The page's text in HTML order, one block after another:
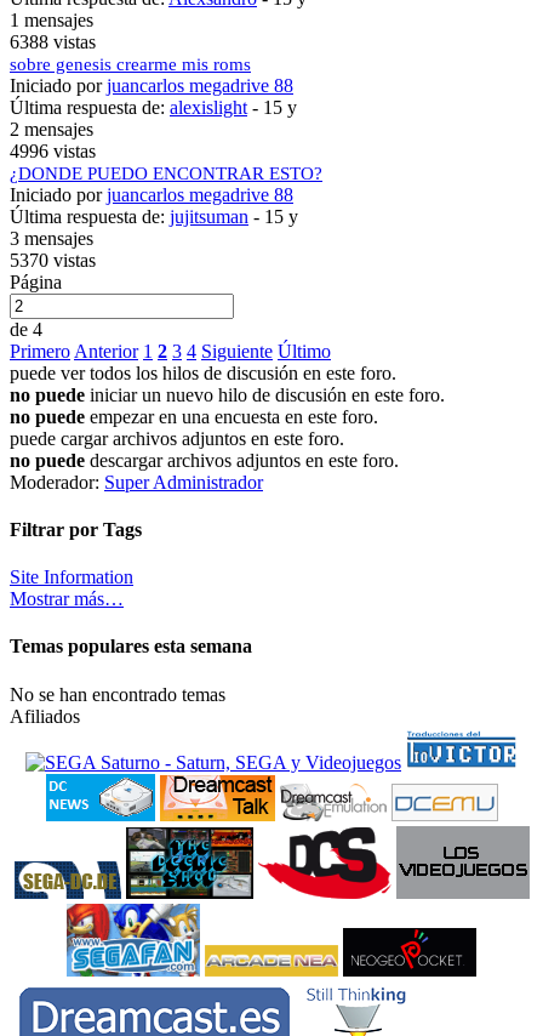
1 mensajes
6388 vistas
sobre genesis crearme mis roms
Iniciado porjuancarlos megadrive 88
Última respuesta de: alexislight - 15 y
2 mensajes
4996 vistas
¿DONDE PUEDO ENCONTRAR ESTO?
Iniciado porjuancarlos megadrive 88
Última respuesta de: jujitsuman - 15 y
3 mensajes
5370 vistas
Página
de 4
Primero Anterior 1 2 3 4 Siguiente Último
puede ver todos los hilos de discusión en este foro.
no puede iniciar un nuevo hilo de discusión en este foro.
no puede empezar en una encuesta en este foro.
puede cargar archivos adjuntos en este foro.
no puede descargar archivos adjuntos en este foro.
Moderador: Super Administrador
Filtrar por Tags
Site Information
Mostrar más…
Temas populares esta semana
No se han encontrado temas
Afiliados